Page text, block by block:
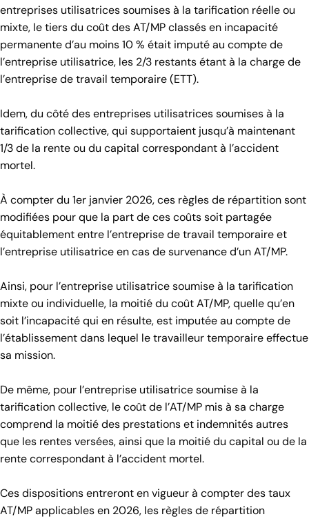
entreprises utilisatrices soumises à la tarification réelle ou
mixte, le tiers du coût des AT/MP classés en incapacité
permanente d’au moins 10 % était imputé au compte de
l’entreprise utilisatrice, les 2/3 restants étant à la charge de
l’entreprise de travail temporaire (ETT).
Idem, du côté des entreprises utilisatrices soumises à la
tarification collective, qui supportaient jusqu’à maintenant
1/3 de la rente ou du capital correspondant à l’accident
mortel.
À compter du 1er janvier 2026, ces règles de répartition sont
modifiées pour que la part de ces coûts soit partagée
équitablement entre l’entreprise de travail temporaire et
l’entreprise utilisatrice en cas de survenance d’un AT/MP.
Ainsi, pour l’entreprise utilisatrice soumise à la tarification
mixte ou individuelle, la moitié du coût AT/MP, quelle qu’en
soit l’incapacité qui en résulte, est imputée au compte de
l’établissement dans lequel le travailleur temporaire effectue
sa mission.
De même, pour l’entreprise utilisatrice soumise à la
tarification collective, le coût de l’AT/MP mis à sa charge
comprend la moitié des prestations et indemnités autres
que les rentes versées, ainsi que la moitié du capital ou de la
rente correspondant à l’accident mortel.
Ces dispositions entreront en vigueur à compter des taux
AT/MP applicables en 2026, les règles de répartition